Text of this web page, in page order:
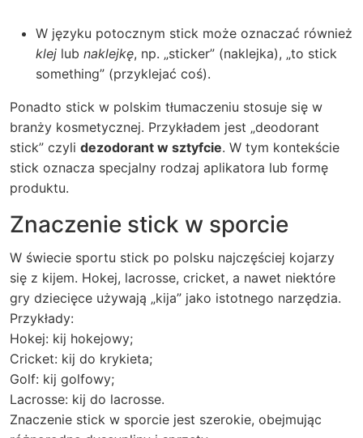
W języku potocznym stick może oznaczać również
klej lub naklejkę, np. „sticker” (naklejka), „to stick
something” (przyklejać coś).
Ponadto stick w polskim tłumaczeniu stosuje się w
branży kosmetycznej. Przykładem jest „deodorant
stick” czyli dezodorant w sztyfcie. W tym kontekście
stick oznacza specjalny rodzaj aplikatora lub formę
produktu.
Znaczenie stick w sporcie
W świecie sportu stick po polsku najczęściej kojarzy
się z kijem. Hokej, lacrosse, cricket, a nawet niektóre
gry dziecięce używają „kija” jako istotnego narzędzia.
Przykłady:
Hokej: kij hokejowy;
Cricket: kij do krykieta;
Golf: kij golfowy;
Lacrosse: kij do lacrosse.
Znaczenie stick w sporcie jest szerokie, obejmując